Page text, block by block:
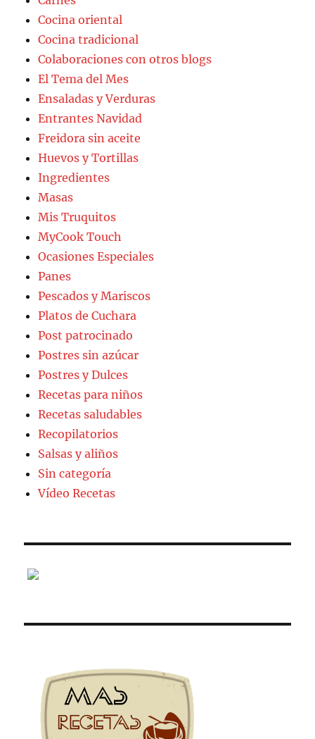
Cocina oriental
Cocina tradicional
Colaboraciones con otros blogs
El Tema del Mes
Ensaladas y Verduras
Entrantes Navidad
Freidora sin aceite
Huevos y Tortillas
Ingredientes
Masas
Mis Truquitos
MyCook Touch
Ocasiones Especiales
Panes
Pescados y Mariscos
Platos de Cuchara
Post patrocinado
Postres sin azúcar
Postres y Dulces
Recetas para niños
Recetas saludables
Recopilatorios
Salsas y aliños
Sin categoría
Vídeo Recetas